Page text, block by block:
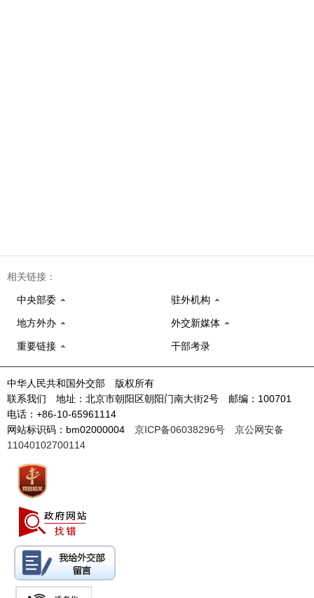
相关链接：
中央部委 驻外机构
地方外办 外交新媒体
重要链接 干部考录
中华人民共和国外交部 版权所有
联系我们 地址：北京市朝阳区朝阳门南大街2号 邮编：100701
电话：+86-10-65961114
网站标识码：bm02000004 京ICP备06038296号
京公网安备
11040102700114